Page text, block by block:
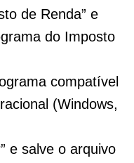
de Renda” e
do Imposto
compatível
(Windows,
e salve o arquivo